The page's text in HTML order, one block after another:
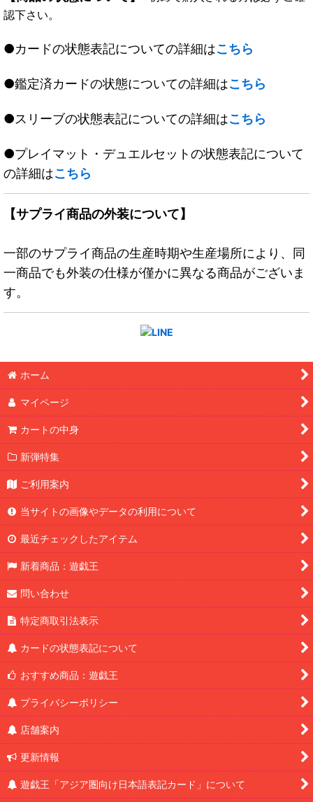
認下さい。
●カードの状態表記についての詳細はこちら
●鑑定済カードの状態についての詳細はこちら
●スリーブの状態表記についての詳細はこちら
●プレイマット・デュエルセットの状態表記について
の詳細はこちら
【サプライ商品の外装について】
一部のサプライ商品の生産時期や生産場所により、同
一商品でも外装の仕様が僅かに異なる商品がございま
す。
ホーム
マイページ
カートの中身
新弾特集
ご利用案内
当サイトの画像やデータの利用について
最近チェックしたアイテム
新着商品：遊戯王
問い合わせ
特定商取引法表示
カードの状態表記について
おすすめ商品：遊戯王
プライバシーポリシー
店舗案内
更新情報
遊戯王「アジア圏向け日本語表記カード」について